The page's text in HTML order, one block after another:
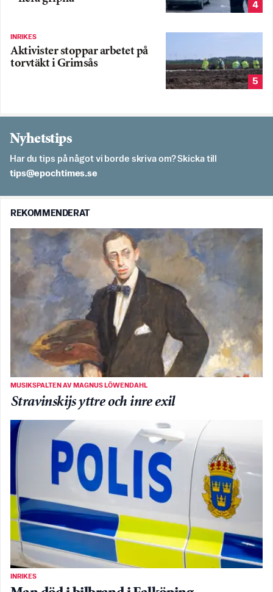
4
INRIKES
Aktivister stoppar arbetet på
torvtäkt i Grimsås
5
Nyhetstips
Har du tips på något vi borde skriva om? Skicka till
es.semithcope@spit
REKOMMENDERAT
MUSIKSPALTEN AV MAGNUS LÖWENDAHL
Stravinskijs yttre och inre exil
INRIKES